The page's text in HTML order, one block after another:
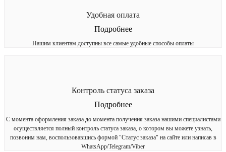
Удобная оплата
Подробнее
Нашим клиентам доступны все самые удобные способы оплаты
Контроль статуса заказа
Подробнее
С момента оформления заказа до момента получения заказа нашими специалистами
осуществляется полный контроль статуса заказа, о котором вы можете узнать,
позвоним нам, воспользовавшись формой "Статус заказа" на сайте или написав в
WhatsApp/Telegram/Viber